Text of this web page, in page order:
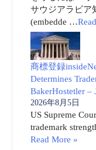
サウジアラビア
(embedde …
商標登録
Determines
BakerHostetler –
2026年8月5日
US Supreme
trademark
Read More »